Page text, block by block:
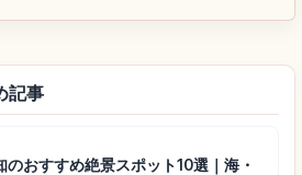
記事
のおすすめ絶景スポット10選｜海・